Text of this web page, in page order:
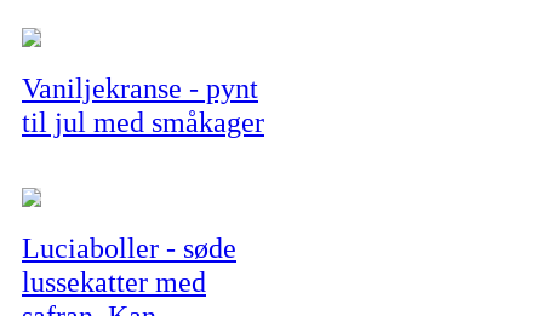
Vaniljekranse - pynt
til jul med småkager
Luciaboller - søde
lussekatter med